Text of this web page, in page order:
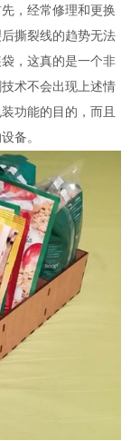
，经常修理和更换
撕裂线的趋势无法
，这真的是一个非
术不会出现上述情
功能的目的，而且
备。